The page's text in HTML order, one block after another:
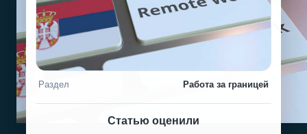
Раздел Работа за границей
Статью оценили